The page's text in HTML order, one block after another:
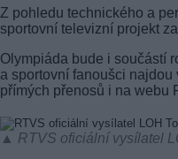
Z pohledu technického a
sportovní televizní projekt
Olympiáda bude i součástí
a sportovní fanoušci
přímých přenosů i na webu
▲ RTVS oficiální vysílatel